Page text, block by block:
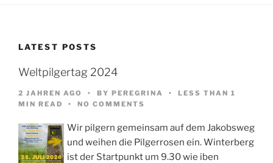
LATEST POSTS
Weltpilgertag 2024
2 JAHREN AGO BY PEREGRINA
LESS THAN 1
MIN READ
NO COMMENTS
Wir pilgern gemeinsam auf dem Jakobsweg
und weihen die Pilgerrosen ein. Winterberg
ist der Startpunkt um 9.30 wie iben